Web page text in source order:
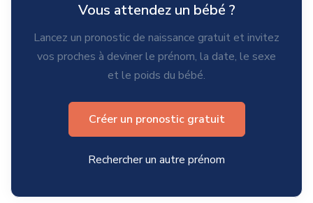
Vous attendez un bébé ?
Lancez un pronostic de naissance gratuit et invitez
vos proches à deviner le prénom, la date, le sexe
et le poids du bébé.
Créer un pronostic gratuit
Rechercher un autre prénom